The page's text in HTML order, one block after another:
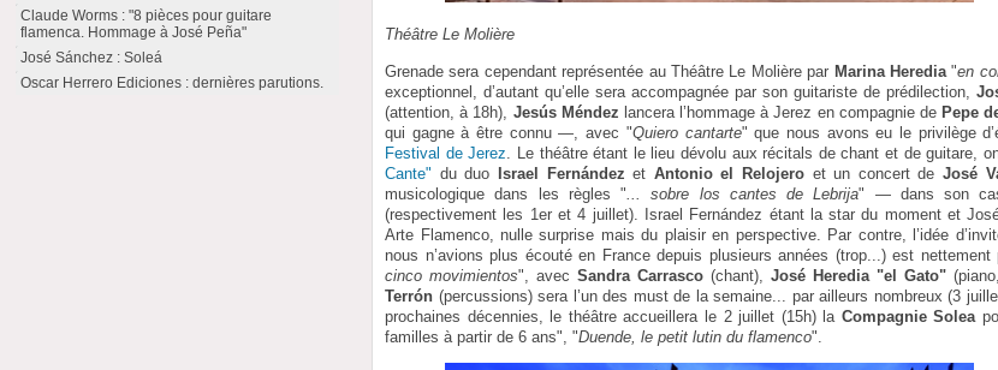
Théâtre Le Molière
Grenade sera cependant représentée au Théâtre Le Molière par Marina Heredia"en
exceptionnel, d’autant qu’elle sera accompagnée par son guitariste de prédilection,
(attention, à 18h), Jesús Méndez lancera l’hommage à Jerez en compagnie de Pepe
qui gagne à être connu —, avec "Quiero cantarte" que nous avons eu le privilège
Festival de Jerez . Le théâtre étant le lieu dévolu aux récitals de chant et de guitare,
Cante" du duo Israel Fernández et Antonio el Relojeroet un concert de José
musicologique dans les règles " ... sobre los cantes de Lebrija" — dans son
(respectivement les 1er et 4 juillet). Israel Fernández étant la star du moment et
Arte Flamenco, nulle surprise mais du plaisir en perspective. Par contre, l’idée
nous n’avions plus écouté en France depuis plusieurs années (trop...) est
cinco movimientos", avecSandra Carrasco (chant),José Heredia "el Gato"
Terrón (percussions) sera l’un des must de la semaine... par ailleurs nombreux (3
prochaines décennies, le théâtre accueillera le 2 juillet (15h) la Compagnie Solea
familles à partir de 6 ans", "Duende, le petit lutin du flamenco".
Claude Worms : "8 pièces pour guitare
flamenca. Hommage à José Peña"
José Sánchez : Soleá
Oscar Herrero Ediciones : dernières parutions.